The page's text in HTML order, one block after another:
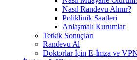
Nasıl Randevu Alınır?
Poliklinik Saatleri
Anlaşmalı Kurumlar
Tetkik Sonuçları
Randevu Al
Doktorlar İçin E-İmza ve